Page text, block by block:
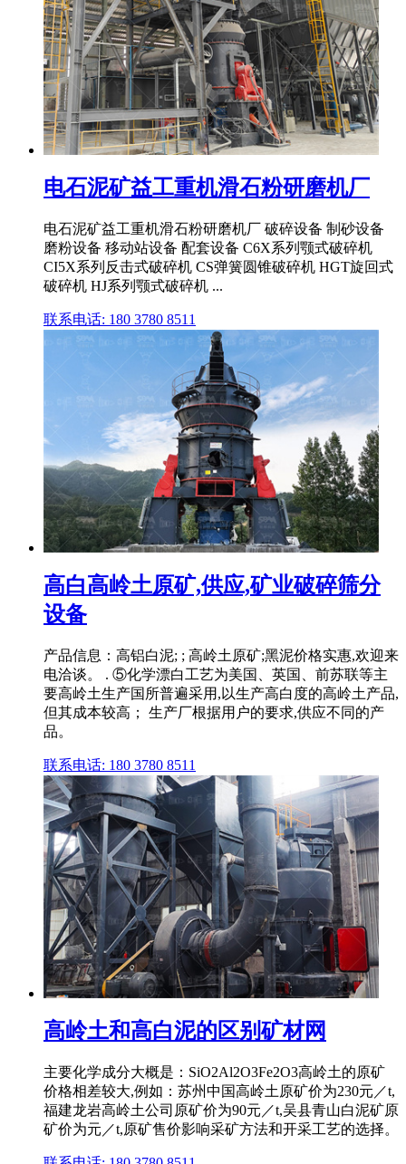
电石泥矿益工重机滑石粉研磨机厂
电石泥矿益工重机滑石粉研磨机厂 破碎设备 制砂设备
磨粉设备 移动站设备 配套设备 C6X系列颚式破碎机
CI5X系列反击式破碎机 CS弹簧圆锥破碎机 HGT旋回式
破碎机 HJ系列颚式破碎机 ...
联系电话: 180 3780 8511
高白高岭土原矿,供应,矿业破碎筛分
设备
产品信息：高铝白泥; ; 高岭土原矿;黑泥价格实惠,欢迎来
电洽谈。 . ⑤化学漂白工艺为美国、英国、前苏联等主
要高岭土生产国所普遍采用,以生产高白度的高岭土产品,
但其成本较高； 生产厂根据用户的要求,供应不同的产
品。
联系电话: 180 3780 8511
高岭土和高白泥的区别矿材网
主要化学成分大概是：SiO2Al2O3Fe2O3高岭土的原矿
价格相差较大,例如：苏州中国高岭土原矿价为230元／t,
福建龙岩高岭土公司原矿价为90元／t,吴县青山白泥矿原
矿价为元／t,原矿售价影响采矿方法和开采工艺的选择。